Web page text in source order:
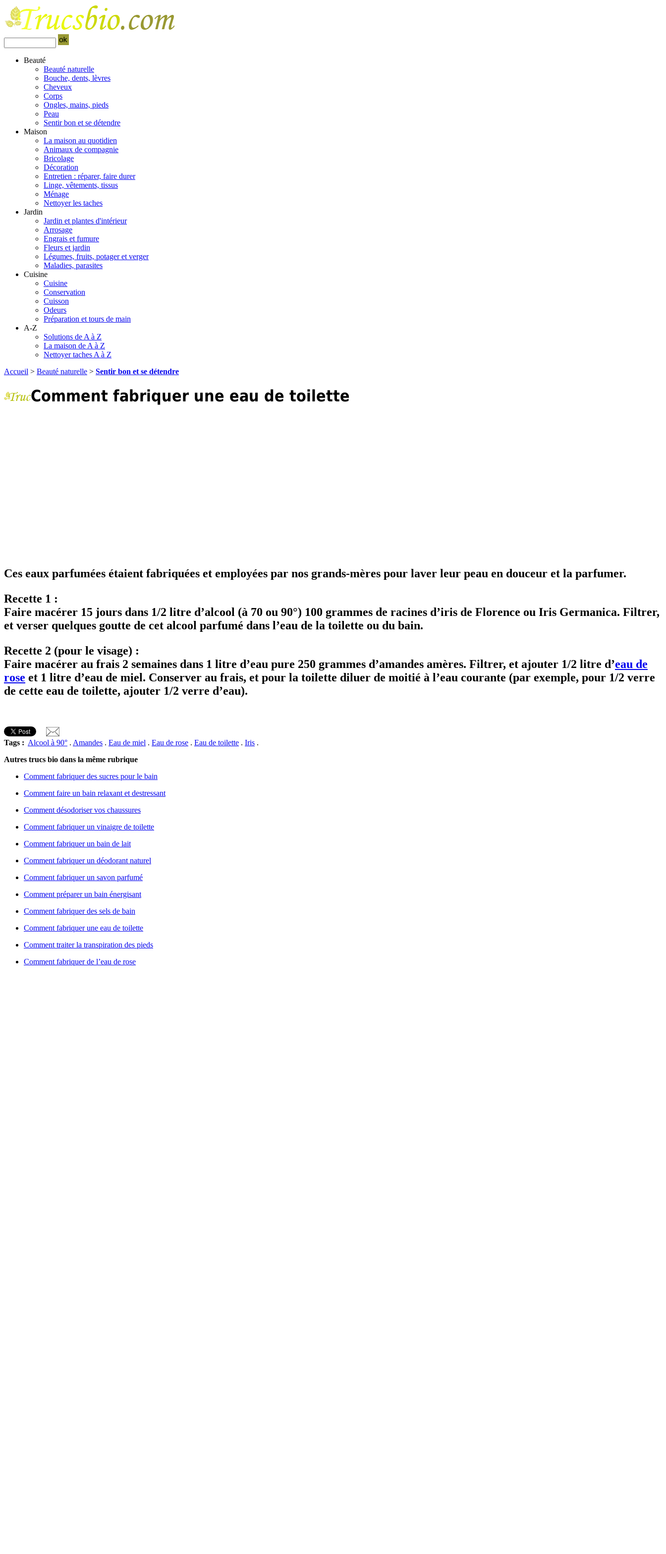
Beauté
Beauté naturelle
Bouche, dents, lèvres
Cheveux
Corps
Ongles, mains, pieds
Peau
Sentir bon et se détendre
Maison
La maison au quotidien
Animaux de compagnie
Bricolage
Décoration
Entretien : réparer, faire durer
Linge, vêtements, tissus
Ménage
Nettoyer les taches
Jardin
Jardin et plantes d'intérieur
Arrosage
Engrais et fumure
Fleurs et jardin
Légumes, fruits, potager et verger
Maladies, parasites
Cuisine
Cuisine
Conservation
Cuisson
Odeurs
Préparation et tours de main
A-Z
Solutions de A à Z
La maison de A à Z
Nettoyer taches A à Z
Accueil > Beauté naturelle > Sentir bon et se détendre
Comment fabriquer une eau de toilette
Ces eaux parfumées étaient fabriquées et employées par nos grands-mères pour laver leur peau en douceur et la parfumer.
Recette 1 :
Faire macérer 15 jours dans 1/2 litre d’alcool (à 70 ou 90°) 100 grammes de racines d’iris de Florence ou Iris Germanica. Filtrer,
et verser quelques goutte de cet alcool parfumé dans l’eau de la toilette ou du bain.
Recette 2 (pour le visage) :
Faire macérer au frais 2 semaines dans 1 litre d’eau pure 250 grammes d’amandes amères. Filtrer, et ajouter 1/2 litre d’eau de
rose et 1 litre d’eau de miel. Conserver au frais, et pour la toilette diluer de moitié à l’eau courante (par exemple, pour 1/2 verre
de cette eau de toilette, ajouter 1/2 verre d’eau).
Tags : Alcool à 90° . Amandes . Eau de miel . Eau de rose . Eau de toilette . Iris .
Autres trucs bio dans la même rubrique
Comment fabriquer des sucres pour le bain
Comment faire un bain relaxant et destressant
Comment désodoriser vos chaussures
Comment fabriquer un vinaigre de toilette
Comment fabriquer un bain de lait
Comment fabriquer un déodorant naturel
Comment fabriquer un savon parfumé
Comment préparer un bain énergisant
Comment fabriquer des sels de bain
Comment fabriquer une eau de toilette
Comment traiter la transpiration des pieds
Comment fabriquer de l’eau de rose